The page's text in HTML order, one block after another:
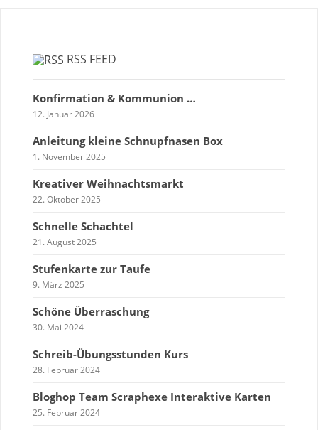
RSS FEED
Konfirmation & Kommunion …
12. Januar 2026
Anleitung kleine Schnupfnasen Box
1. November 2025
Kreativer Weihnachtsmarkt
22. Oktober 2025
Schnelle Schachtel
21. August 2025
Stufenkarte zur Taufe
9. März 2025
Schöne Überraschung
30. Mai 2024
Schreib-Übungsstunden Kurs
28. Februar 2024
Bloghop Team Scraphexe Interaktive Karten
25. Februar 2024